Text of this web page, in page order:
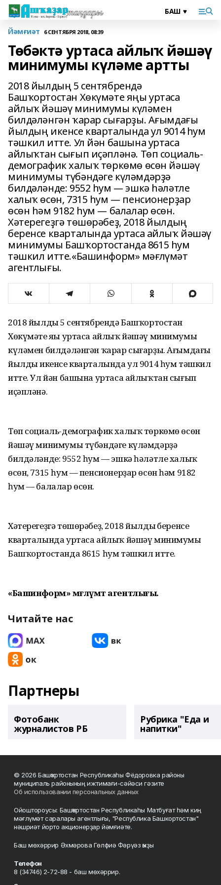
Йәмғиәт 6 СЕНТЯБРЯ 2018, 08:39
Төбәктә уртаса айлыҡ йәшәү
минимумы күләме артты
2018 йылдың 5 сентябрендә
Башҡортостан Хөкүмәте яңы уртаса
айлыҡ йәшәү минимумы күләмен
билдәләнгән ҡарар сығарҙы. Ағымдағы
йылдың икенсе кварталында ул 9014 һум
тәшкил итте. Ул йән башына уртаса
айлыҡтан сығып иҫәпләнә. Төп социаль-
демографик халыҡ төркөмө өсөн йәшәү
минимумы түбәндәге күләмдәрҙә
билдәләнде: 9552 һум — эшкә һәләтле
халыҡ өсөн, 7315 һум — пенсионерҙар
өсөн һәм 9182 һум — балалар өсөн.
Хәтерегеҙгә төшөрәбеҙ, 2018 йылдың
беренсе кварталында уртаса айлыҡ йәшәү
минимумы Башҡортостанда 8615 һум
тәшкил итте.«Башинформ» мәғлүмәт
агентлығы.
2018 йылдың 5 сентябрендә Башҡортостан
Хөкүмәте яңы уртаса айлыҡ йәшәү минимумы
күләмен билдәләнгән ҡарар сығарҙы. Ағымдағы
йылдың икенсе кварталында ул 9014 һум тәшкил
итте. Ул йән башына уртаса айлыҡтан сығып
иҫәпләнә.
Төп социаль-демографик халыҡ төркөмө өсөн
йәшәү минимумы түбәндәге күләмдәрҙә
билдәләнде: 9552 һум — эшкә һәләтле халыҡ
өсөн, 7315 һум — пенсионерҙар өсөн һәм 9182
һум — балалар өсөн.
Хәтерегеҙгә төшөрәбеҙ, 2018 йылдың беренсе
кварталында уртаса айлыҡ йәшәү минимумы
Башҡортостанда 8615 һум тәшкил итте.
«Башинформ» мәғлүмәт агентлығы.
Читайте нас
Партнеры
Фотобанк
журналистов РБ
Рубрика "Еда и
напитки"
© 2026 Башҡортостан Республикаһы Фёдоровка районы
муниципаль районының ижтимағи-сәйәси гәзите
Об использовании персональных данных
Ойоштороусы: Башҡортостан Республикаһы Матбуғат һәм киң
мәғлүмәт саралары агентлығы, "Республика Башкортостан"
нәшриәт йорто акционерҙар йәмғиәте.
Баш мөхәррир Әхмәрова Гөлфиә Фәрүәз ҡыҙы
Телефон
8 (34746) 2-72-88 - баш мөхәррир.